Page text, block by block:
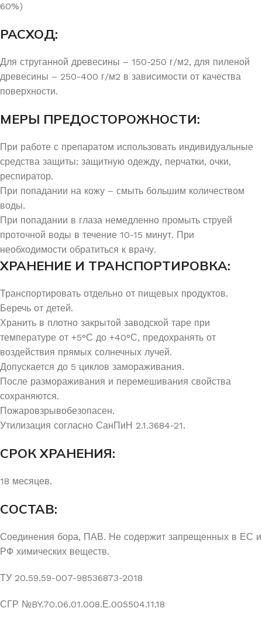
60%)
РАСХОД:
Для струганной древесины – 150-250 г/м2, для пиленой
древесины – 250-400 г/м2 в зависимости от качества
поверхности.
МЕРЫ ПРЕДОСТОРОЖНОСТИ:
При работе с препаратом использовать индивидуальные
средства защиты: защитную одежду, перчатки, очки,
респиратор.
При попадании на кожу – смыть большим количеством
воды.
При попадании в глаза немедленно промыть струей
проточной воды в течение 10-15 минут. При
необходимости обратиться к врачу.
ХРАНЕНИЕ И ТРАНСПОРТИРОВКА:
Транспортировать отдельно от пищевых продуктов.
Беречь от детей.
Хранить в плотно закрытой заводской таре при
температуре от +5°С до +40°С, предохранять от
воздействия прямых солнечных лучей.
Допускается до 5 циклов замораживания.
После размораживания и перемешивания свойства
сохраняются.
Пожаровзрывобезопасен.
Утилизация согласно СанПиН 2.1.3684-21.
СРОК ХРАНЕНИЯ:
18 месяцев.
СОСТАВ:
Соединения бора, ПАВ. Не содержит запрещенных в ЕС и
РФ химических веществ.
ТУ 20.59.59-007-98536873-2018
СГР №BY.70.06.01.008.Е.005504.11.18